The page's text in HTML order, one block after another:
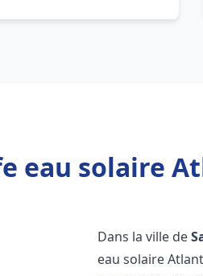
eau solaire
Dans la ville de
eau solaire